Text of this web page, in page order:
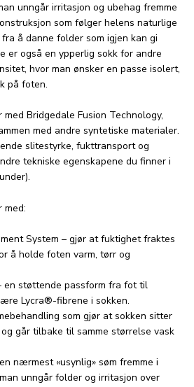
unngår irritasjon og ubehag fremme
som følger helens naturlige
å danne folder som igjen kan gi
er også en ypperlig sokk for andre
hvor man ønsker en passe isolert,
på foten.
med Bridgedale Fusion Technology,
med andre syntetiske materialer.
slitestyrke, fukttransport og
tekniske egenskapene du finner i
med:
System – gjør at fuktighet fraktes
å holde foten varm, tørr og
en støttende passform fra fot til
Lycra®-fibrene i sokken.
som gjør at sokken sitter
går tilbake til samme størrelse vask
nærmest «usynlig» søm fremme i
unngår folder og irritasjon over